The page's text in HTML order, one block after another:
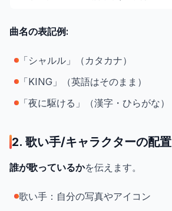
曲名の表記例:
「シャルル」（カタカナ）
「KING」（英語はそのまま）
「夜に駆ける」（漢字・ひらがな）
2. 歌い手/キャラクターの配置
誰が歌っているかを伝えます。
歌い手：自分の写真やアイコン